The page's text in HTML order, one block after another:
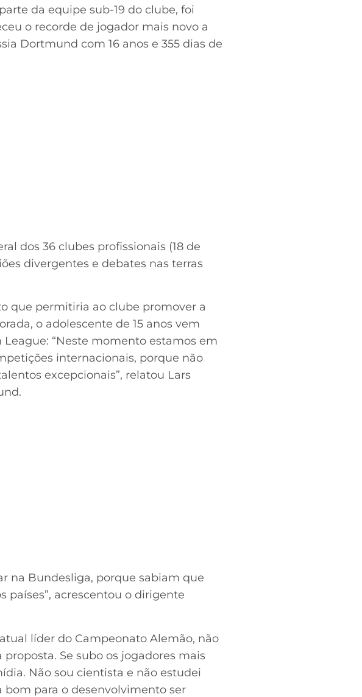
da equipe sub-19 do clube, foi
o recorde de jogador mais novo a
Dortmund com 16 anos e 355 dias de
dos 36 clubes profissionais (18 de
divergentes e debates nas terras
que permitiria ao clube promover a
o adolescente de 15 anos vem
“Neste momento estamos em
internacionais, porque não
excepcionais”, relatou Lars
na Bundesliga, porque sabiam que
acrescentou o dirigente
líder do Campeonato Alemão, não
Se subo os jogadores mais
Não sou cientista e não estudei
para o desenvolvimento ser